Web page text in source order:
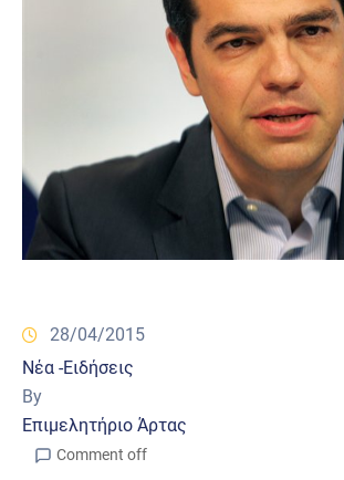
28/04/2015
Νέα -Ειδήσεις
By
Επιμελητήριο Άρτας
Comment off